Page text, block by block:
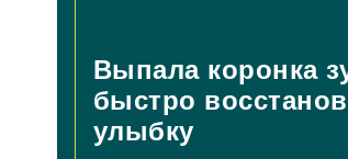
Выпала коронка
быстро
улыбку